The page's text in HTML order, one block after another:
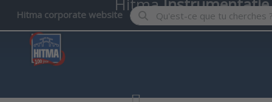
Hitma corporate website Enter a search term. Results
HitmaInstrumentatie